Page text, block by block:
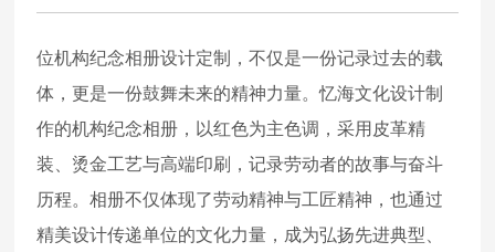
位机构纪念相册设计定制，不仅是一份记录过去的载
体，更是一份鼓舞未来的精神力量。忆海文化设计制
作的机构纪念相册，以红色为主色调，采用皮革精
装、烫金工艺与高端印刷，记录劳动者的故事与奋斗
历程。相册不仅体现了劳动精神与工匠精神，也通过
精美设计传递单位的文化力量，成为弘扬先进典型、